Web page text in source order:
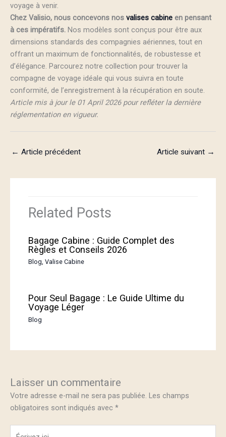
voyage à venir.
Chez Valisio, nous concevons nos valises cabine en pensant
à ces impératifs. Nos modèles sont conçus pour être aux
dimensions standards des compagnies aériennes, tout en
offrant un maximum de fonctionnalités, de robustesse et
d’élégance. Parcourez notre collection pour trouver la
compagne de voyage idéale qui vous suivra en toute
conformité, de l’enregistrement à la récupération en soute.
Article mis à jour le 01 April 2026 pour refléter la dernière
réglementation en vigueur.
← Article précédent Article suivant →
Related Posts
Bagage Cabine : Guide Complet des
Règles et Conseils 2026
Blog,Valise Cabine
Pour Seul Bagage : Le Guide Ultime du
Voyage Léger
Blog
Laisser un commentaire
Votre adresse e-mail ne sera pas publiée. Les champs
obligatoires sont indiqués avec *